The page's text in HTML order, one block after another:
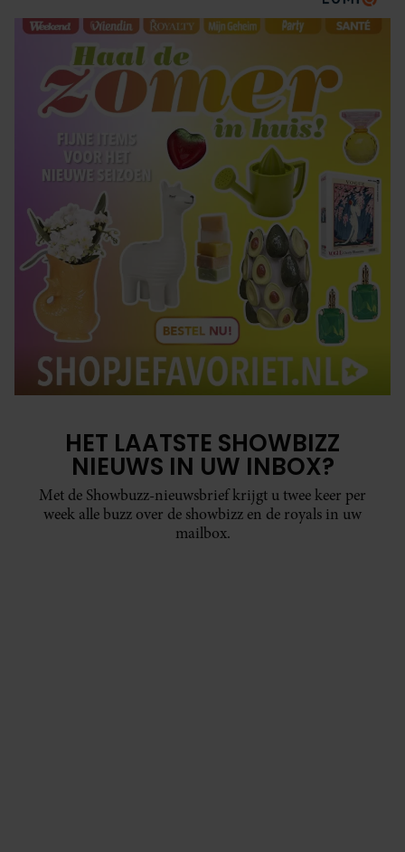
HET LAATSTE SHOWBIZZ
NIEUWS IN UW INBOX?
Met de Showbuzz-nieuwsbrief krijgt u twee keer per
week alle buzz over de showbizz en de royals in uw
mailbox.